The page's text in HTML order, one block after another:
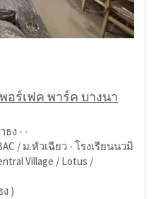
อร์เฟค พาร์ค บางนา
ธง - -
/ ม.หัวเฉียว - โรงเรียนนวมิ
Village / Lotus /
)